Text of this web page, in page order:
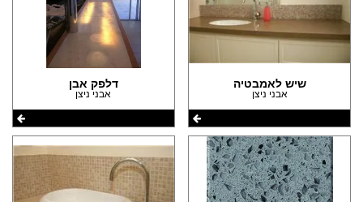
שיש לאמבטיה
אבני ניצן
דלפק אבן
אבני ניצן